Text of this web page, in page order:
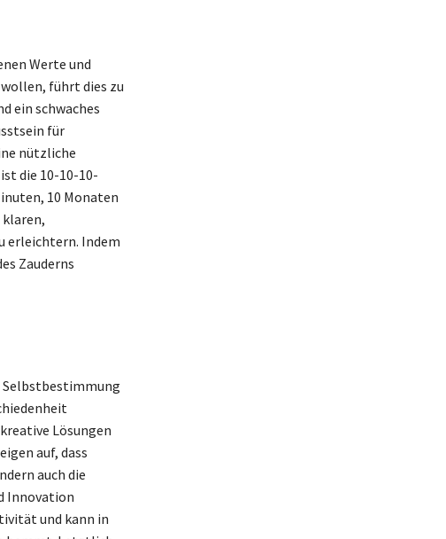
Werte und
führt dies zu
ein schwaches
für
nützliche
die 10-10-10-
10 Monaten
klaren,
erleichtern. Indem
Zauderns
Selbstbestimmung
Lösungen
auf, dass
auch die
Innovation
und kann in